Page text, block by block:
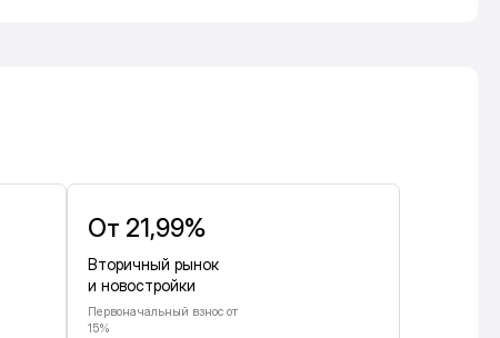
От 21,99%
Вторичный рынок
и новостройки
Первоначальный взнос от
15%